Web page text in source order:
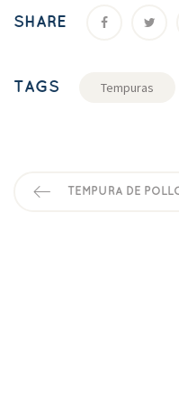
SHARE
TAGS Tempura
TEMPURA DE